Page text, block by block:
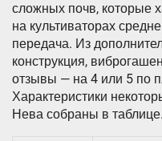
сложных почв, которые
на культиваторах
передача. Из
конструкция,
отзывы — на 4 или 5 по
Характеристики
Нева собраны в таблице.